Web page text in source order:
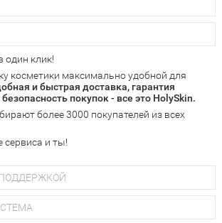
доставку курьером, Почтой России или
выдачи PickPoint или пункте
доставка осуществляется ужена
возможность получитьбесплатную
доставки и оплаты в Вашем городе
свой заказ любым удобным способом:
(
банк (Альфа-банк, Сбербанк) и другими
один клик!
косметики максимально удобной для
и быстрая доставка, гарантия
покупок - все это HolySkin.
более 3000 покупателей из всех
сервиса и ты!
на все Ваши вопросы по работе
по товарам, рассказать о